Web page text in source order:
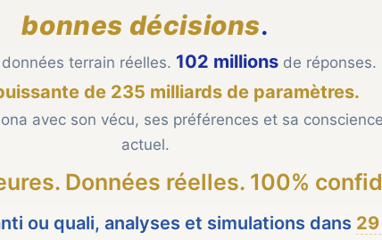
bonnes décisions.
terrain réelles. 102 millionsde réponses.
de 235 milliards de paramètres.
avec son vécu, ses préférences et sa
actuel.
Données réelles. 100%
ou quali, analyses et simulations dans